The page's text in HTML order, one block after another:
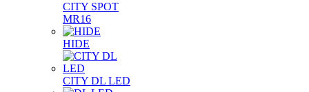
CITY SPOT
MR16
HIDE
CITY DL LED